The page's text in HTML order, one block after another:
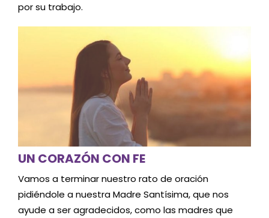
por su trabajo.
UN CORAZÓN CON FE
Vamos a terminar nuestro rato de oración
pidiéndole a nuestra Madre Santísima, que nos
ayude a ser agradecidos, como las madres que